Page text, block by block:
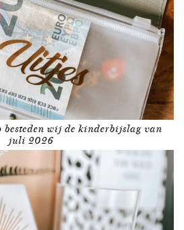
besteden wij de kinderbijslag van
juli 2026